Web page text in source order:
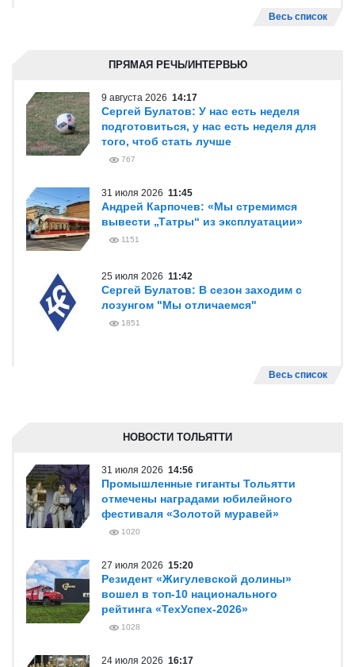
Весь список
ПРЯМАЯ РЕЧЬ/ИНТЕРВЬЮ
9 августа 2026 14:17
Сергей Булатов: У нас есть неделя
подготовиться, у нас есть неделя для
того, чтоб стать лучше
767
31 июля 2026 11:45
Андрей Карпочев: «Мы стремимся
вывести „Татры“ из эксплуатации»
1151
25 июля 2026 11:42
Сергей Булатов: В сезон заходим с
лозунгом "Мы отличаемся"
1851
Весь список
НОВОСТИ ТОЛЬЯТТИ
31 июля 2026 14:56
Промышленные гиганты Тольятти
отмечены наградами юбилейного
фестиваля «Золотой муравей»
1020
27 июля 2026 15:20
Резидент «Жигулевской долины»
вошел в топ-10 национального
рейтинга «ТехУспех-2026»
1028
24 июля 2026 16:17